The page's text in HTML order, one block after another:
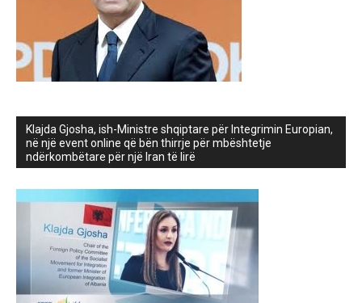
Klajda Gjosha, ish-Ministre shqiptare për Integrimin Europian,
në një event online që bën thirrje për mbështetje
ndërkombëtare për një Iran të lirë